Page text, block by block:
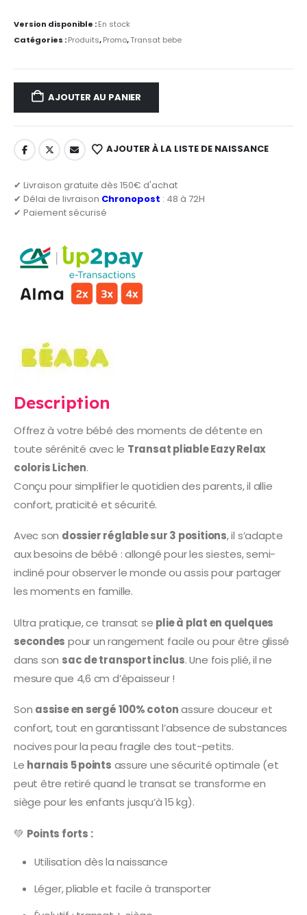
Version disponible :En stock
Catégories :Produits,Promo,Transat bebe
AJOUTER AU PANIER
AJOUTER À LA LISTE DE NAISSANCE
✔ Livraison gratuite dès 150€ d'achat
✔ Délai de livraison Chronopost : 48 à 72H
✔ Paiement sécurisé
Description
Offrez à votre bébé des moments de détente en
toute sérénité avec le Transat pliable Eazy Relax
coloris Lichen.
Conçu pour simplifier le quotidien des parents, il allie
confort, praticité et sécurité.
Avec son dossier réglable sur 3 positions, il s’adapte
aux besoins de bébé : allongé pour les siestes, semi-
incliné pour observer le monde ou assis pour partager
les moments en famille.
Ultra pratique, ce transat se plie à plat en quelques
secondes pour un rangement facile ou pour être glissé
dans son sac de transport inclus. Une fois plié, il ne
mesure que 4,6 cm d’épaisseur !
Son assise en sergé 100% cotonassure douceur et
confort, tout en garantissant l’absence de substances
nocives pour la peau fragile des tout-petits.
Le harnais 5 points assure une sécurité optimale (et
peut être retiré quand le transat se transforme en
siège pour les enfants jusqu’à 15 kg).
💚 Points forts :
Utilisation dès la naissance
Léger, pliable et facile à transporter